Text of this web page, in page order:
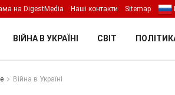
на DigestMedia Наші контакти Sitemap
ВІЙНА В УКРАЇНІ СВІТ
Війна в Україні